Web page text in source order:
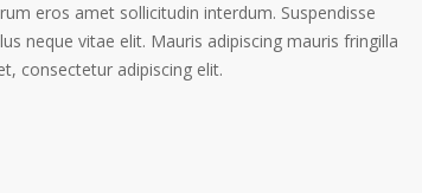
eros amet sollicitudin interdum. Suspendisse
neque vitae elit. Mauris adipiscing mauris fringilla
consectetur adipiscing elit.